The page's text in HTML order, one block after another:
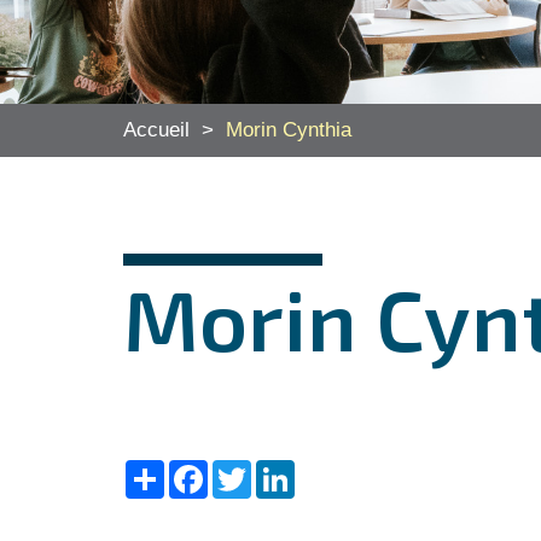
Accueil > Morin Cynthia
Morin
ShareFacebook
Twitter